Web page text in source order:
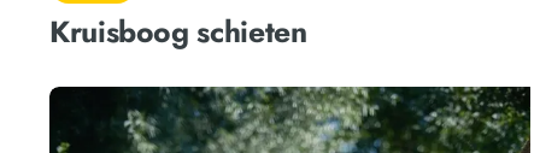
Kruisboog schieten